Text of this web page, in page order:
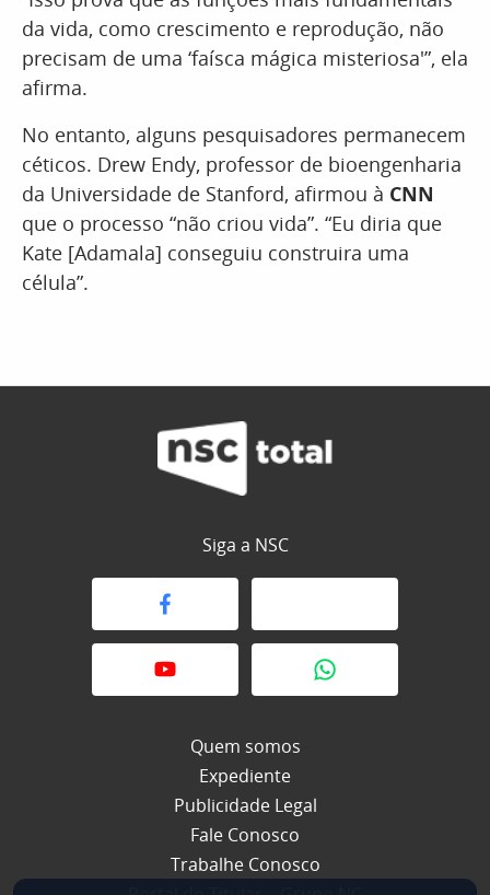
da vida, como crescimento e reprodução, não
precisam de uma ‘faísca mágica misteriosa'”, ela
afirma.
No entanto, alguns pesquisadores permanecem
céticos. Drew Endy, professor de bioengenharia
da Universidade de Stanford, afirmou à CNN
que o processo “não criou vida”. “Eu diria que
Kate [Adamala] conseguiu construira uma
célula”.
Siga a NSC
Quem somos
Expediente
Publicidade Legal
Fale Conosco
Trabalhe Conosco